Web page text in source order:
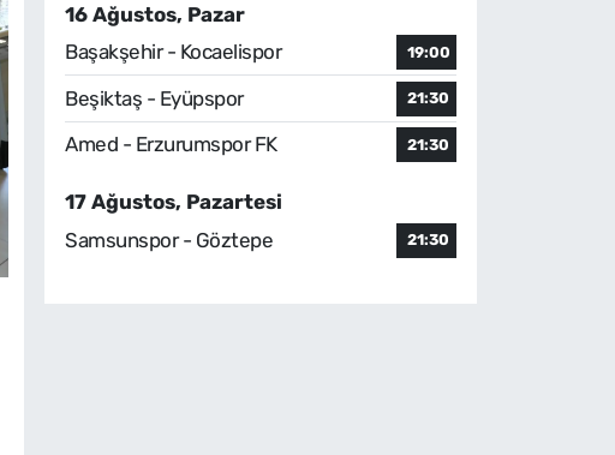
16 Ağustos, Pazar
Başakşehir - Kocaelispor
19:00
Beşiktaş - Eyüpspor 21:30
Amed - Erzurumspor FK 21:30
17 Ağustos, Pazartesi
Samsunspor - Göztepe
21:30